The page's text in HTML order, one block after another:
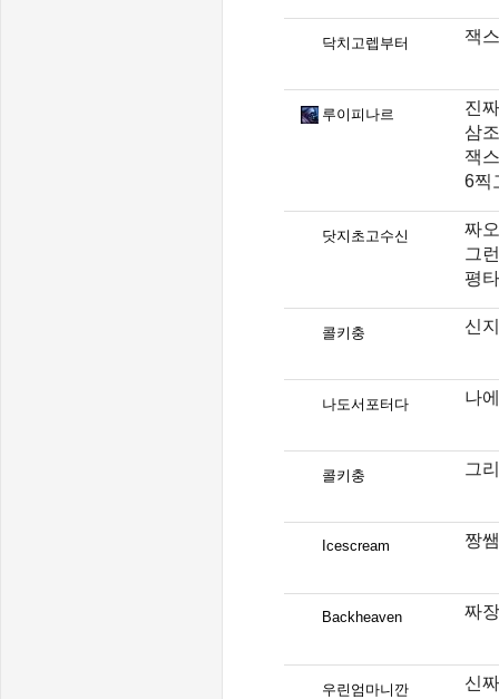
닥치고렙부터 잭
루이피나르
진
삼
잭
6찍
닷지초고수신
짜
그
평
콜키충 신
나도서포터다 나
콜키충 그
Icescream 짱쌤
Backheaven 짜
우린엄마니깐 신